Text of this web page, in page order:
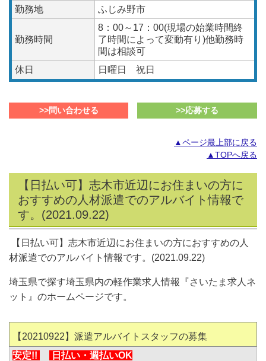
勤務地
ふじみ野市
勤務時間
8：00～17：00(現場の始業時間終
了時間によって変動有り)他勤務時
間は相談可
休日
日曜日 祝日
>>問い合わせる >>応募する
▲ページ最上部に戻る
▲TOPへ戻る
【日払い可】志木市近辺にお住まいの方に
おすすめの人材派遣でのアルバイト情報で
す。(2021.09.22)
【日払い可】志木市近辺にお住まいの方におすすめの人
材派遣でのアルバイト情報です。(2021.09.22)
埼玉県で探す埼玉県内の軽作業求人情報『さいたま求人ネ
ット』のホームページです。
【20210922 】派遣アルバイトスタッフの募集
安定!!
日払い・ 週払いOK